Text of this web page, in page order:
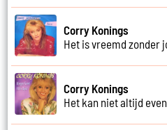
Corry Konings
Het is vreemd zonder
Corry Konings
Het kan niet altijd